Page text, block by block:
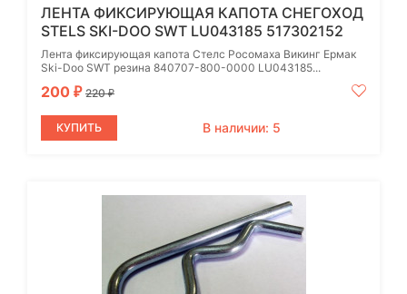
ЛЕНТА ФИКСИРУЮЩАЯ КАПОТА СНЕГОХОД
STELS SKI-DOO SWT LU043185 517302152
Лента фиксирующая капота Стелс Росомаха Викинг Ермак
Ski-Doo SWT резина 840707-800-0000 LU043185...
200 ₽ 220₽
КУПИТЬ В наличии: 5